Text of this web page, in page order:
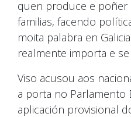
quen produce e poñer
familias, facendo
moita palabra en
realmente importa e se
Viso acusou aos
a porta no Parlamento
aplicación provisional